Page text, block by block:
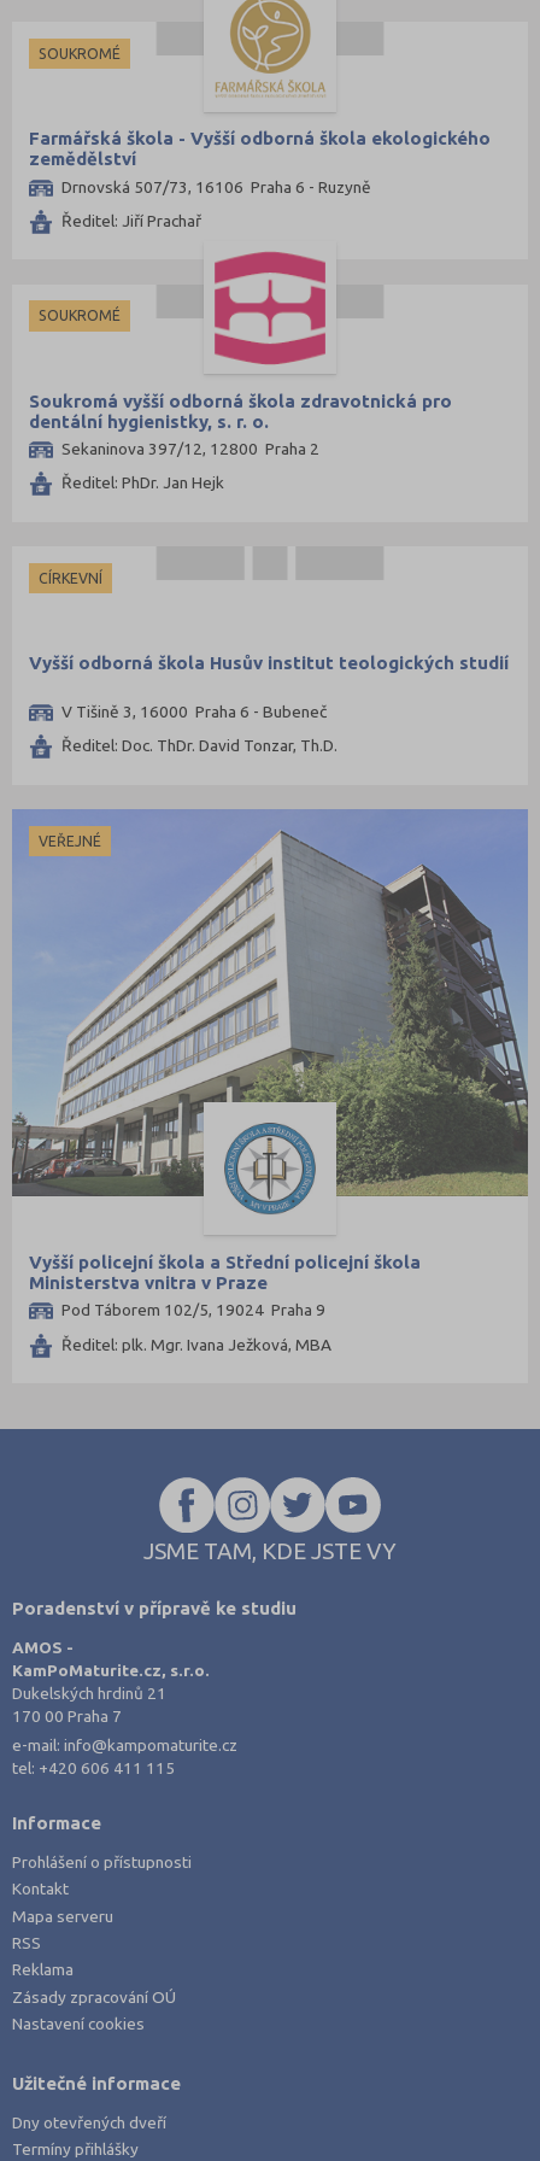
Pardubice (1)
Prachatice (1)
Příbram (1)
Strakonice (3)
Tábor (1)
SOUKROMÉ
Farmářská škola - Vyšší odborná škola ekologického
zemědělství
Drnovská 507/73, 16106 Praha 6 - Ruzyně
Ředitel: Jiří Prachař
SOUKROMÉ
Soukromá vyšší odborná škola zdravotnická pro
dentální hygienistky, s. r. o.
Sekaninova 397/12, 12800 Praha 2
Ředitel: PhDr. Jan Hejk
CÍRKEVNÍ
Vyšší odborná škola Husův institut teologických studií
V Tišině 3, 16000 Praha 6 - Bubeneč
Ředitel: Doc. ThDr. David Tonzar, Th.D.
VEŘEJNÉ
Vyšší policejní škola a Střední policejní škola
Ministerstva vnitra v Praze
Pod Táborem 102/5, 19024 Praha 9
Ředitel: plk. Mgr. Ivana Ježková, MBA
JSME TAM, KDE JSTE VY
Poradenství v přípravě ke studiu
AMOS -
KamPoMaturite.cz, s.r.o.
Dukelských hrdinů 21
170 00 Praha 7
e-mail:info@kampomaturite.cz
tel: +420 606 411 115
Informace
Prohlášení o přístupnosti
Kontakt
Mapa serveru
RSS
Reklama
Zásady zpracování OÚ
Nastavení cookies
Užitečné informace
Dny otevřených dveří
Termíny přihlášky